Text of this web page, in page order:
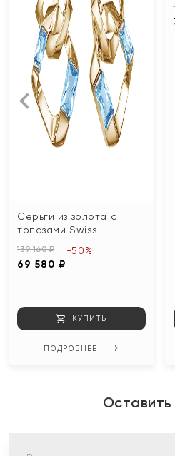
Серьги из золота с
топазами Swiss
139 160 ₽
69 580 ₽
-50%
КУПИТЬ
ПОДРОБНЕЕ
Оставить